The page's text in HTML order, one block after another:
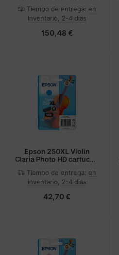
Tiempo de entrega: en
inventario, 2-4 dias
150,48 €
Epson 250XL Violin
Claria Photo HD cartucho
Original Alto
rendimiento (XL) Cian
Tiempo de entrega: en
inventario, 2-4 dias
42,70 €